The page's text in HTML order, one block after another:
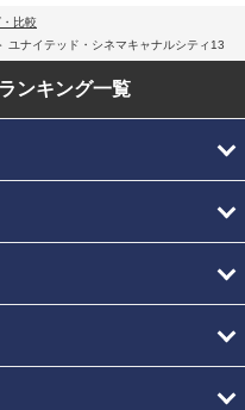
比較
ユナイテッド・シネマキャナルシティ13
ランキング一覧